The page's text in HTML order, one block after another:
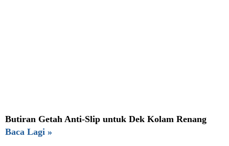
Butiran Getah Anti-Slip untuk Dek Kolam Renang
Baca Lagi »